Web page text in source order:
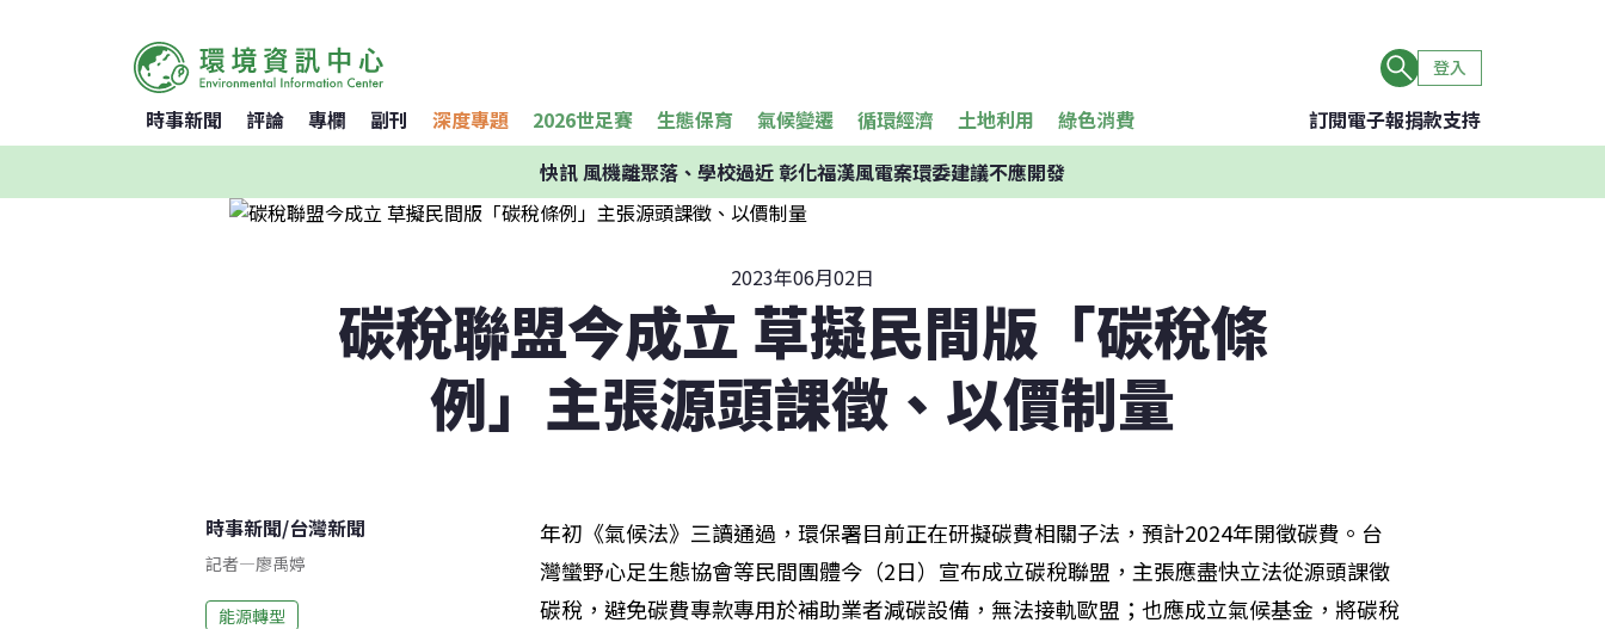
登入
時事新聞 評論 專欄 副刊 深度專題 2026世足賽 生態保育 氣候變遷 循環經濟 土地利用 綠色消費 訂閱電子報捐款支持
快訊風機離聚落、學校過近 彰化福漢風電案環委建議不應開發
2023年06月02日
碳稅聯盟今成立 草擬民間版「碳稅條
例」主張源頭課徵、以價制量
時事新聞/台灣新聞
記者—廖禹婷
能源轉型
年初《氣候法》三讀通過，環保署目前正在研擬碳費相關子法，預計2024年開徵碳費。台
灣蠻野心足生態協會等民間團體今（2日）宣布成立碳稅聯盟，主張應盡快立法從源頭課徵
碳稅，避免碳費專款專用於補助業者減碳設備，無法接軌歐盟；也應成立氣候基金，將碳稅